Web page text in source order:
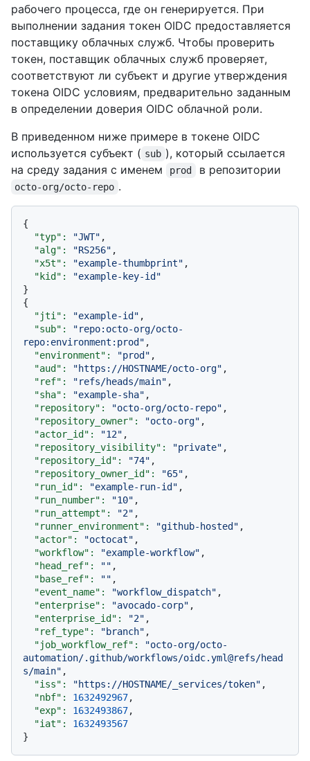
рабочего процесса, где он генерируется. При
выполнении задания токен OIDC предоставляется
поставщику облачных служб. Чтобы проверить
токен, поставщик облачных служб проверяет,
соответствуют ли субъект и другие утверждения
токена OIDC условиям, предварительно заданным
в определении доверия OIDC облачной роли.
В приведенном ниже примере в токене OIDC
используется субъект ( sub ), который ссылается
на среду задания с именем
prod в репозитории
octo-org/octo-repo .
{
"typ":
"JWT" ,
"alg":
"RS256" ,
"x5t":
"example-thumbprint" ,
"kid":
"example-key-id"
}
{
"jti":
"example-id" ,
"sub":
"repo:octo-org/octo-
repo:environment:prod" ,
"environment":
"prod" ,
"aud":
"https://HOSTNAME/octo-org" ,
"ref":
"refs/heads/main" ,
"sha":
"example-sha" ,
"repository":
"octo-org/octo-repo" ,
"repository_owner":
"octo-org" ,
"actor_id":
"12" ,
"repository_visibility":
"private" ,
"repository_id":
"74" ,
"repository_owner_id":
"65" ,
"run_id":
"example-run-id" ,
"run_number":
"10" ,
"run_attempt":
"2" ,
"runner_environment":
"github-hosted" ,
"actor":
"octocat" ,
"workflow":
"example-workflow" ,
"head_ref":
"" ,
"base_ref":
"" ,
"event_name":
"workflow_dispatch" ,
"enterprise":
"avocado-corp" ,
"enterprise_id":
"2" ,
"ref_type":
"branch" ,
"job_workflow_ref":
"octo-org/octo-
automation/.github/workflows/oidc.yml@refs/head
s/main" ,
"iss":
"https://HOSTNAME/_services/token" ,
"nbf":
1632492967,
"exp":
1632493867,
"iat":
1632493567